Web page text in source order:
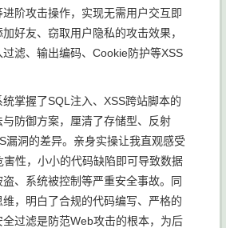
阶攻击操作，实现无需用户交互即
好友、窃取用户隐私的攻击效果，
滤、输出编码、Cookie防护等XSS
掌握了SQL注入、XSS跨站脚本的
防御方案，厘清了存储型、反射
漏洞的差异。亲身实操让我直观感受
害性，小小的代码缺陷即可导致数据
、系统被控制等严重安全事故。同
，明白了合规的代码编写、严格的
过滤是防范Web攻击的根本，为后